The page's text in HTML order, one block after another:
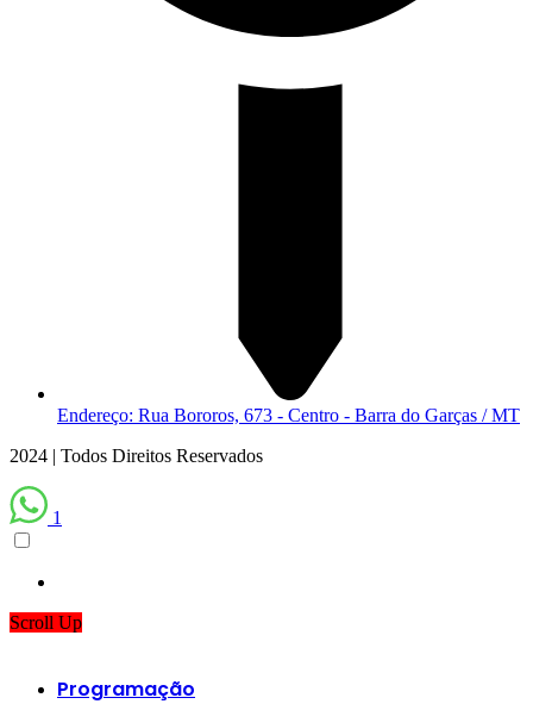
Endereço: Rua Bororos, 673 - Centro - Barra do Garças / MT
2024 | Todos Direitos Reservados
1
Scroll Up
Programação